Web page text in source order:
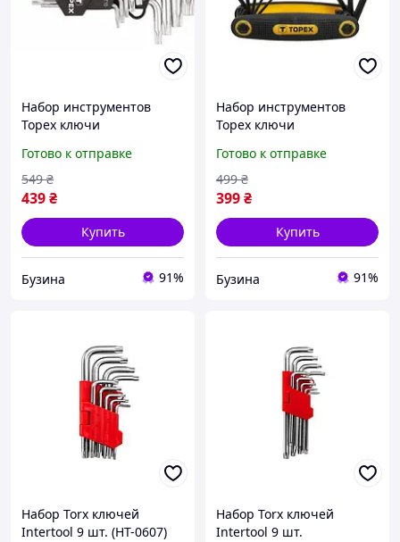
Набор инструментов
Topex ключи
T50, набор 9 шт.*1 уп.
35D960 buzyna
Готово к отправке
439₴
549 ₴
Купить
Бузина 91%
Набор инструментов
Topex ключи
T40, набор 8 шт. 35D959
buzyna
Готово к отправке
399₴
499 ₴
Купить
Бузина 91%
Набор Torx ключей
Intertool 9 шт. (HT-0607)
Набор Torx ключей
Intertool 9 шт.